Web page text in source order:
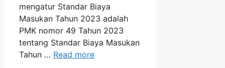
mengatur Standar Biaya
Masukan Tahun 2023 adalah
PMK nomor 49 Tahun 2023
tentang Standar Biaya Masukan
Tahun … Read more